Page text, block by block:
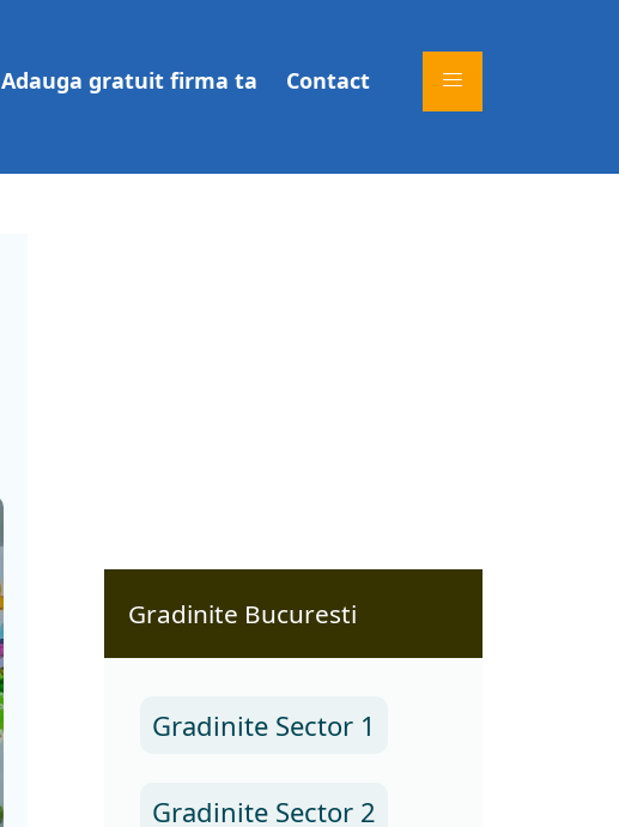
Adauga gratuit firma ta Contact
Gradinite Bucuresti
Gradinite Sector 1
Gradinite Sector 2